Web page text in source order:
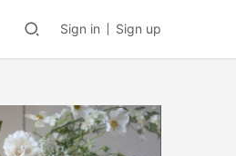
Sign in Sign up